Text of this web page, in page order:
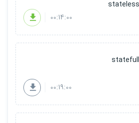
00:14:00
00:19:00